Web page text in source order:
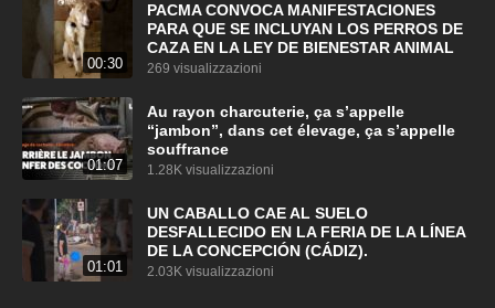
00:30
PACMA CONVOCA MANIFESTACIONES
PARA QUE SE INCLUYAN LOS PERROS DE
CAZA EN LA LEY DE BIENESTAR ANIMAL
269 visualizzazioni
01:07
Au rayon charcuterie, ça s’appelle
“jambon”, dans cet élevage, ça s’appelle
souffrance
1.28K visualizzazioni
01:01
UN CABALLO CAE AL SUELO
DESFALLECIDO EN LA FERIA DE LA LÍNEA
DE LA CONCEPCIÓN (CÁDIZ).
2.03K visualizzazioni